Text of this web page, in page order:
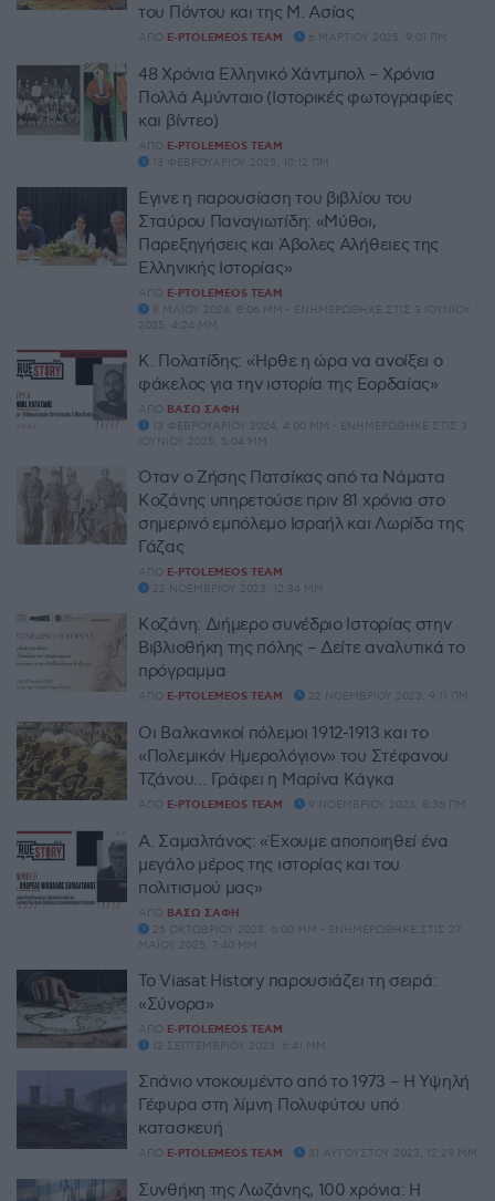
του Πόντου και της Μ. Ασίας
ΑΠΌ E-PTOLEMEOS TEAM 6 ΜΑΡΤΊΟΥ 2025, 9:01 ΠΜ
48 Χρόνια Ελληνικό Χάντμπολ – Χρόνια
Πολλά Αμύνταιο (Ιστορικές φωτογραφίες
και βίντεο)
ΑΠΌ E-PTOLEMEOS TEAM
13 ΦΕΒΡΟΥΑΡΊΟΥ 2025, 10:12 ΠΜ
Έγινε η παρουσίαση του βιβλίου του
Σταύρου Παναγιωτίδη: «Μύθοι,
Παρεξηγήσεις και Άβολες Αλήθειες της
Ελληνικής Ιστορίας»
ΑΠΌ E-PTOLEMEOS TEAM
8 ΜΑΪ́ΟΥ 2024, 8:06 ΜΜ - ΕΝΗΜΕΡΏΘΗΚΕ ΣΤΙΣ 3 ΙΟΥΝΊΟΥ
2025, 4:24 ΜΜ
Κ. Πολατίδης: «Ήρθε η ώρα να ανοίξει ο
φάκελος για την ιστορία της Εορδαίας»
ΑΠΌ ΒΆΣΩ ΣΆΦΗ
13 ΦΕΒΡΟΥΑΡΊΟΥ 2024, 4:00 ΜΜ - ΕΝΗΜΕΡΏΘΗΚΕ ΣΤΙΣ 3
ΙΟΥΝΊΟΥ 2025, 5:04 ΜΜ
Όταν ο Ζήσης Πατσίκας από τα Νάματα
Κοζάνης υπηρετούσε πριν 81 χρόνια στο
σημερινό εμπόλεμο Ισραήλ και Λωρίδα της
Γάζας
ΑΠΌ E-PTOLEMEOS TEAM
22 ΝΟΕΜΒΡΊΟΥ 2023, 12:34 ΜΜ
Κοζάνη: Διήμερο συνέδριο Ιστορίας στην
Βιβλιοθήκη της πόλης – Δείτε αναλυτικά το
πρόγραμμα
ΑΠΌ E-PTOLEMEOS TEAM 22 ΝΟΕΜΒΡΊΟΥ 2023, 9:11 ΠΜ
Οι Βαλκανικοί πόλεμοι 1912-1913 και το
«Πολεμικόν Ημερολόγιον» του Στέφανου
Τζάνου… Γράφει η Μαρίνα Κάγκα
ΑΠΌ E-PTOLEMEOS TEAM 9 ΝΟΕΜΒΡΊΟΥ 2023, 8:36 ΠΜ
Α. Σαμαλτάνος: «Έχουμε αποποιηθεί ένα
μεγάλο μέρος της ιστορίας και του
πολιτισμού μας»
ΑΠΌ ΒΆΣΩ ΣΆΦΗ
25 ΟΚΤΩΒΡΊΟΥ 2023, 6:00 ΜΜ - ΕΝΗΜΕΡΏΘΗΚΕ ΣΤΙΣ 27
ΜΑΪ́ΟΥ 2025, 7:40 ΜΜ
Το Viasat History παρουσιάζει τη σειρά:
«Σύνορα»
ΑΠΌ E-PTOLEMEOS TEAM
12 ΣΕΠΤΕΜΒΡΊΟΥ 2023, 6:41 ΜΜ
Σπάνιο ντοκουμέντο από το 1973 – Η Υψηλή
Γέφυρα στη λίμνη Πολυφύτου υπό
κατασκευή
ΑΠΌ E-PTOLEMEOS TEAM 31 ΑΥΓΟΎΣΤΟΥ 2023, 12:29 ΜΜ
Συνθήκη της Λωζάνης, 100 χρόνια: Η